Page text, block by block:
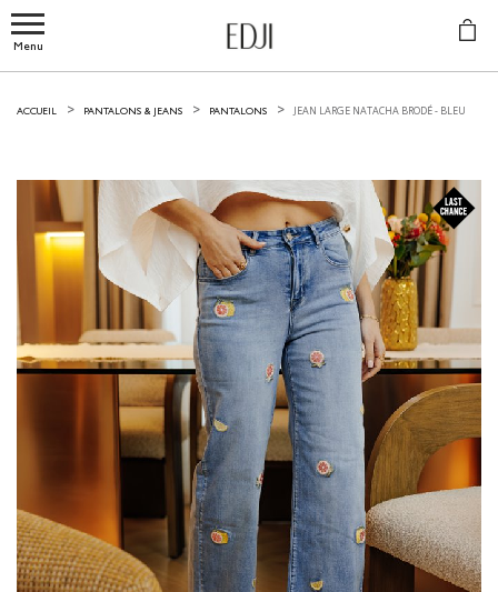
Menu
ACCUEIL PANTALONS & JEANS PANTALONS JEAN LARGE NATACHA BRODÉ - BLEU